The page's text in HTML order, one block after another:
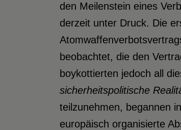
den Meilenstein eines
derzeit unter Druck. Die
beobachtet, die den
boykottierten jedoch all
sicherheitspolitische
teilzunehmen, begannen
europäisch organisierte